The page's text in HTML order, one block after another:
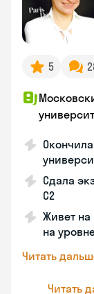
5
Сдала
С2
Живет на
на
Читать
Читать